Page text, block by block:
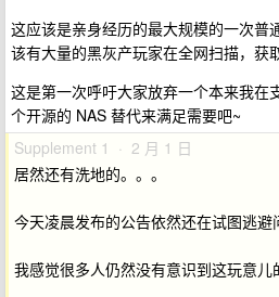
这应该是亲身经历的最大规模的一次普
该有大量的黑灰产玩家在全网扫描，获
这是第一次呼吁大家放弃一个本来我在
个开源的 NAS 替代来满足需要吧~
Supplement 1 · 2 月 1 日
居然还有洗地的。。。
今天凌晨发布的公告依然还在试图逃避
我感觉很多人仍然没有意识到这玩意儿